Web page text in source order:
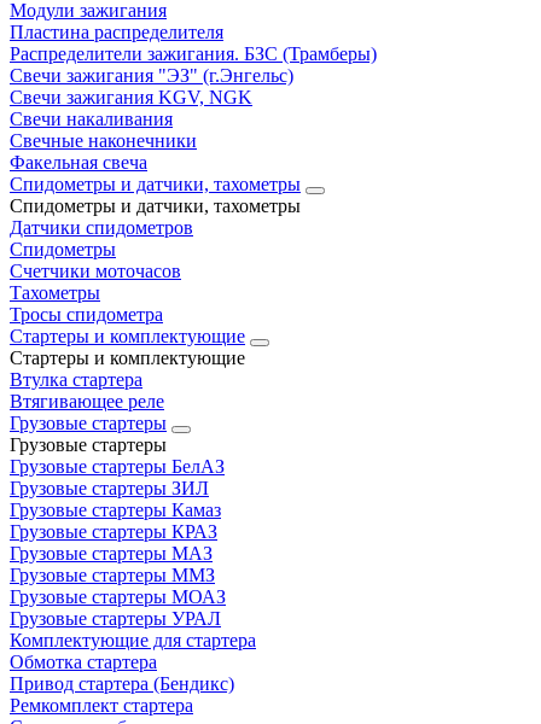
Модули зажигания
Пластина распределителя
Распределители зажигания. БЗС (Трамберы)
Свечи зажигания "ЭЗ" (г.Энгельс)
Свечи зажигания KGV, NGK
Свечи накаливания
Свечные наконечники
Факельная свеча
Спидометры и датчики, тахометры
Спидометры и датчики, тахометры
Датчики спидометров
Спидометры
Счетчики моточасов
Тахометры
Тросы спидометра
Стартеры и комплектующие
Стартеры и комплектующие
Втулка стартера
Втягивающее реле
Грузовые стартеры
Грузовые стартеры
Грузовые стартеры БелАЗ
Грузовые стартеры ЗИЛ
Грузовые стартеры Камаз
Грузовые стартеры КРАЗ
Грузовые стартеры МАЗ
Грузовые стартеры ММЗ
Грузовые стартеры МОАЗ
Грузовые стартеры УРАЛ
Комплектующие для стартера
Обмотка стартера
Привод стартера (Бендикс)
Ремкомплект стартера